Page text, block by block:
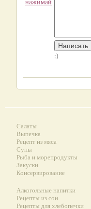
нажимай
:)
Салаты
Выпечка
Рецепт из мяса
Супы
Рыба и морепродукты
Закуски
Консервирование
Алкогольные напитки
Рецепты из сои
Рецепты для хлебопечки